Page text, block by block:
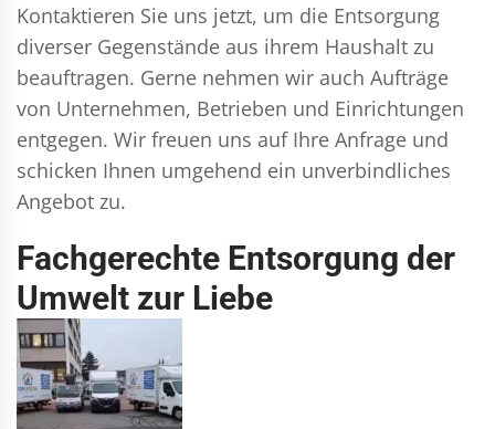
Kontaktieren Sie uns jetzt, um die Entsorgung
diverser Gegenstände aus ihrem Haushalt zu
beauftragen. Gerne nehmen wir auch Aufträge
von Unternehmen, Betrieben und Einrichtungen
entgegen. Wir freuen uns auf Ihre Anfrage und
schicken Ihnen umgehend ein unverbindliches
Angebot zu.
Fachgerechte Entsorgung der
Umwelt zur Liebe